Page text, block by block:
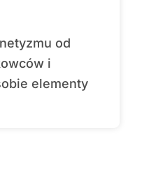
i
elementy